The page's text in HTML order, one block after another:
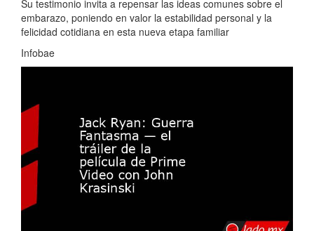
Su testimonio invita a repensar las ideas comunes sobre el
embarazo, poniendo en valor la estabilidad personal y la
felicidad cotidiana en esta nueva etapa familiar
Infobae